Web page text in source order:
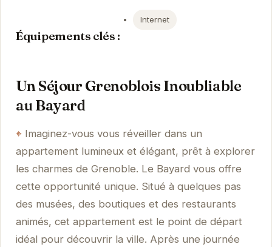
Équipements clés :
Internet
Un Séjour Grenoblois Inoubliable
au Bayard
Imaginez-vous vous réveiller dans un
appartement lumineux et élégant, prêt à explorer
les charmes de Grenoble. Le Bayard vous offre
cette opportunité unique. Situé à quelques pas
des musées, des boutiques et des restaurants
animés, cet appartement est le point de départ
idéal pour découvrir la ville. Après une journée